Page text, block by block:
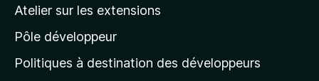
p
a
g
Atelier sur les extensions
Pôle développeur
Politiques à destination des développeurs